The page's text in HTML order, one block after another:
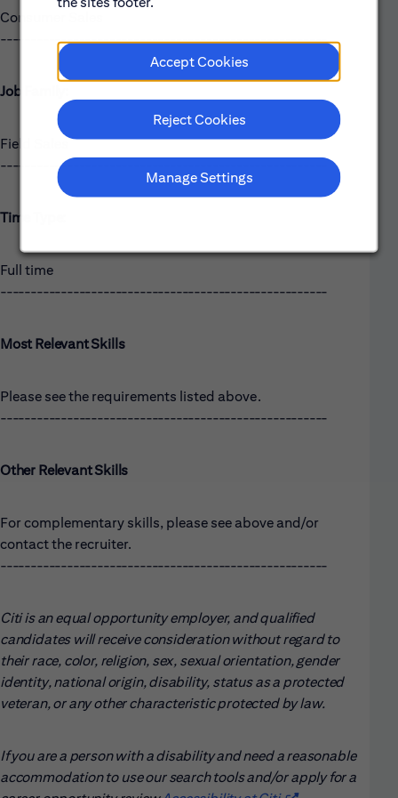
Accept Cookies
Reject Cookies
Manage Settings
Consumer Sales
------------------------------------------------------
Job Family:
Field Sales
------------------------------------------------------
Time Type:
Full time
------------------------------------------------------
Most Relevant Skills
Please see the requirements listed above.
------------------------------------------------------
Other Relevant Skills
For complementary skills, please see above and/or
contact the recruiter.
------------------------------------------------------
Citi is an equal opportunity employer, and qualified
candidates will receive consideration without regard to
their race, color, religion, sex, sexual orientation, gender
identity, national origin, disability, status as a protected
veteran, or any other characteristic protected by law.
If you are a person with a disability and need a reasonable
accommodation to use our search tools and/or apply for a